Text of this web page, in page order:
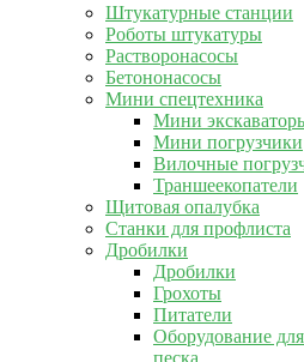
Штукатурные станции
Роботы штукатуры
Растворонасосы
Бетононасосы
Мини спецтехника
Мини
Мини погрузчики
Вилочные
Траншеекопатели
Щитовая опалубка
Станки для профлиста
Дробилки
Дробилки
Грохоты
Питатели
Оборудование
песка